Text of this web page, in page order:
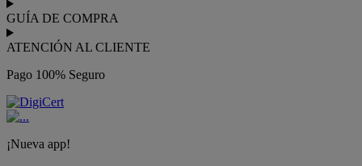
GUÍA DE COMPRA
ATENCIÓN AL CLIENTE
Pago 100% Seguro
¡Nueva app!